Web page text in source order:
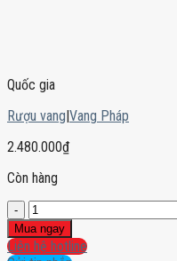
Quốc gia
Rượu vang|Vang Pháp
2.480.000₫
Còn hàng
Rượu
Vang
Pháp
Mua ngay
Liên hệ hotline